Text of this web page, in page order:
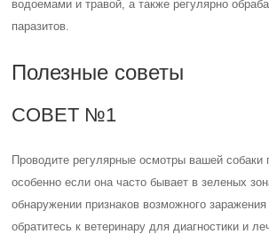
водоемами и травой, а также регулярно
паразитов.
Полезные советы
СОВЕТ №1
Проводите регулярные осмотры вашей собаки
особенно если она часто бывает в зеленых
обнаружении признаков возможного
обратитесь к ветеринару для диагностики и